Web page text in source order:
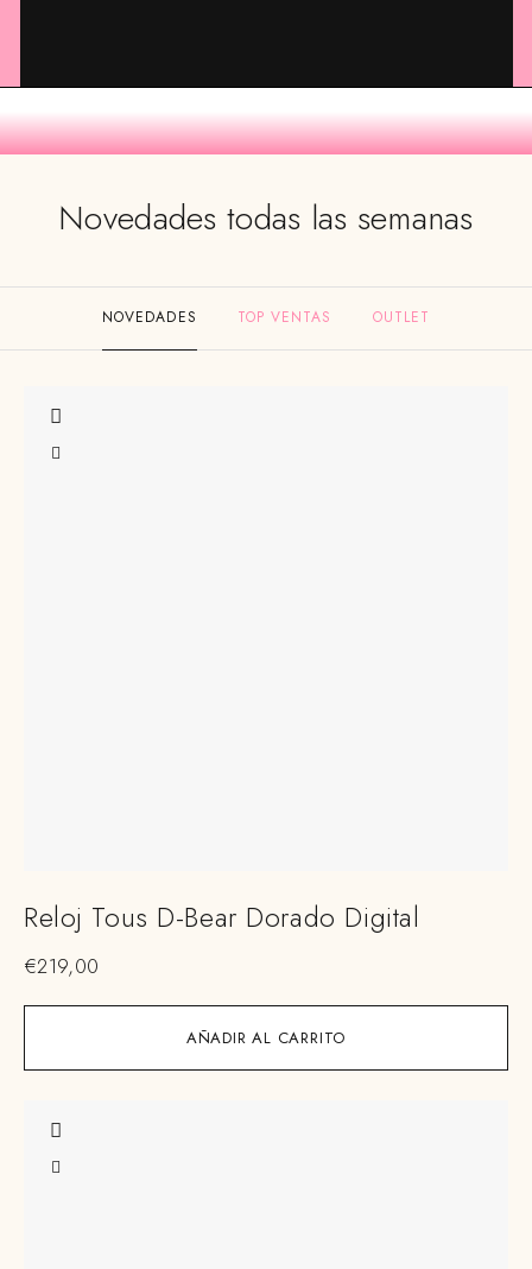
Novedades todas las semanas
NOVEDADES TOP VENTAS OUTLET
AÑADIR AL CARRITO
Reloj Tous D-Bear Dorado Digital
€219,00